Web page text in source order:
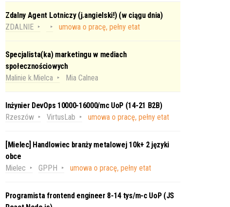
Zdalny Agent Lotniczy (j.angielski!) (w ciągu dnia)
ZDALNIE
umowa o pracę, pełny etat
Specjalista(ka) marketingu w mediach
społecznościowych
Malinie k.Mielca
Mia Calnea
Inżynier DevOps 10000-16000/mc UoP (14-21 B2B)
Rzeszów
VirtusLab umowa o pracę, pełny etat
[Mielec] Handlowiec branży metalowej 10k+ 2 języki
obce
Mielec
GPPH umowa o pracę, pełny etat
Programista frontend engineer 8-14 tys/m-c UoP (JS